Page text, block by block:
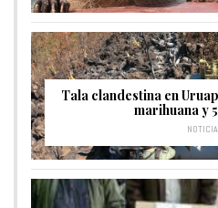
Tala clandestina en
marihuana y